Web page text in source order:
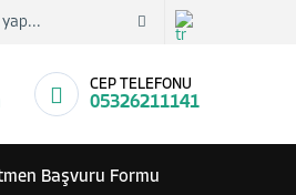
CEP TELEFONU
05326211141
Başvuru Formu